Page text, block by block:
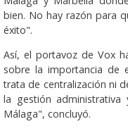
bien. No hay razón para
éxito".
Así, el portavoz de Vox
sobre la importancia de
trata de centralización ni
la gestión administrativa
Málaga", concluyó.